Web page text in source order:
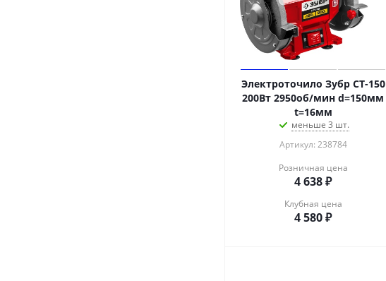
Электроточило Зубр СТ-150
200Вт 2950об/мин d=150мм
t=16мм
меньше 3 шт.
Артикул: 238784
Розничная цена
4 638₽
Клубная цена
4 580₽